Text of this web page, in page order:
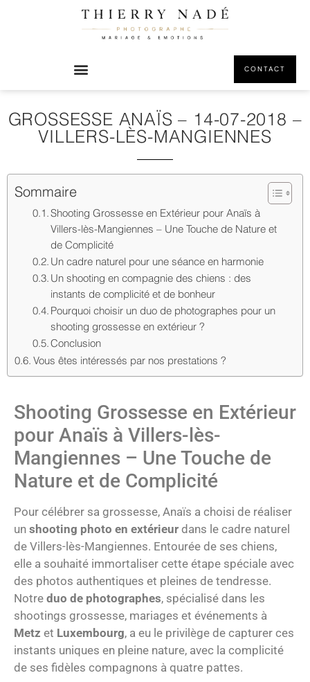
CONTACT
GROSSESSE ANAÏS – 14-07-2018 –
VILLERS-LÈS-MANGIENNES
Sommaire
Shooting Grossesse en Extérieur pour Anaïs à
Villers-lès-Mangiennes – Une Touche de Nature et
de Complicité
Un cadre naturel pour une séance en harmonie
Un shooting en compagnie des chiens : des
instants de complicité et de bonheur
Pourquoi choisir un duo de photographes pour un
shooting grossesse en extérieur ?
Conclusion
Vous êtes intéressés par nos prestations ?
Shooting Grossesse en Extérieur
pour Anaïs à Villers-lès-
Mangiennes – Une Touche de
Nature et de Complicité
Pour célébrer sa grossesse, Anaïs a choisi de réaliser
un shooting photo en extérieur dans le cadre naturel
de Villers-lès-Mangiennes. Entourée de ses chiens,
elle a souhaité immortaliser cette étape spéciale avec
des photos authentiques et pleines de tendresse.
Notre duo de photographes, spécialisé dans les
shootings grossesse, mariages et événements à
Metz et Luxembourg, a eu le privilège de capturer ces
instants uniques en pleine nature, avec la complicité
de ses fidèles compagnons à quatre pattes.